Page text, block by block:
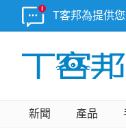
T客邦為提供
新聞 產品